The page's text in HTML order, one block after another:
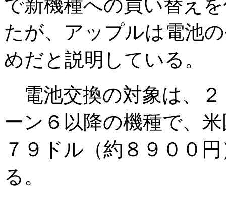
で新機種への買い替え
たが、アップルは電池
めだと説明している。
電池交換の対象は、２
ーン６以降の機種で、
７９ドル（約８９００
る。